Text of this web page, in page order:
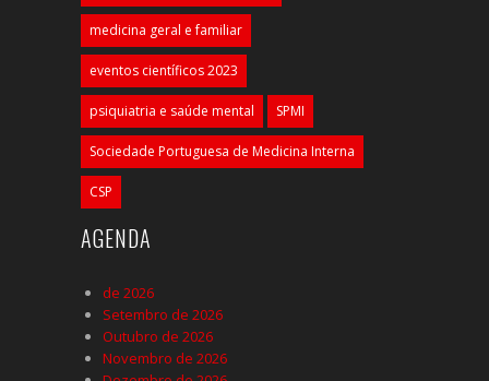
medicina geral e familiar
eventos científicos 2023
psiquiatria e saúde mental SPMI
Sociedade Portuguesa de Medicina Interna
CSP
AGENDA
de 2026
Setembro de 2026
Outubro de 2026
Novembro de 2026